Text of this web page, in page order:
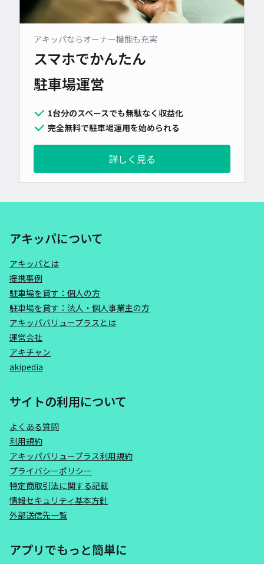
アキッパならオーナー機能も充実
スマホでかんたん
駐車場運営
1台分のスペースでも無駄なく収益化
完全無料で駐車場運用を始められる
詳しく見る
アキッパについて
アキッパとは
提携事例
駐車場を貸す：個人の方
駐車場を貸す：法人・個人事業主の方
アキッパバリュープラスとは
運営会社
アキチャン
akipedia
サイトの利用について
よくある質問
利用規約
アキッパバリュープラス利用規約
プライバシーポリシー
特定商取引法に関する記載
情報セキュリティ基本方針
外部送信先一覧
アプリでもっと簡単に